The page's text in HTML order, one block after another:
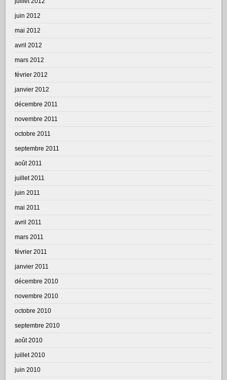
juin 2012
mai 2012
avril 2012
mars 2012
février 2012
janvier 2012
décembre 2011
novembre 2011
octobre 2011
septembre 2011
août 2011
juillet 2011
juin 2011
mai 2011
avril 2011
mars 2011
février 2011
janvier 2011
décembre 2010
novembre 2010
octobre 2010
septembre 2010
août 2010
juillet 2010
juin 2010